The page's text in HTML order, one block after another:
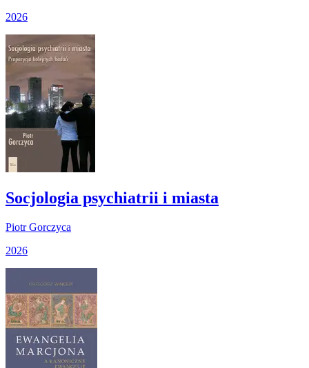
2026
Socjologia psychiatrii i miasta
Piotr Gorczyca
2026